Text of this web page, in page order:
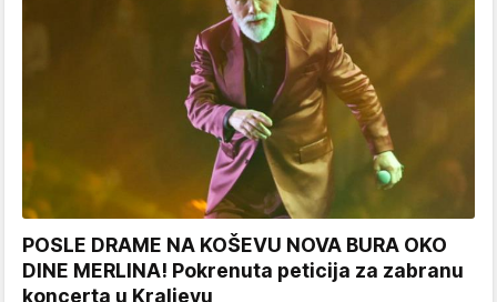
POSLE DRAME NA KOŠEVU NOVA BURA OKO
DINE MERLINA! Pokrenuta peticija za zabranu
koncerta u Kraljevu